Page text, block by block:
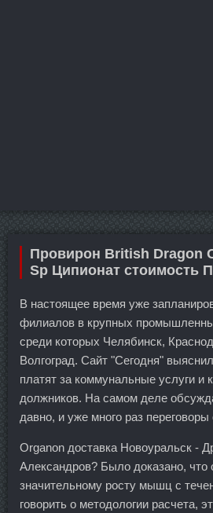
Провирон British Dragon
Sp Ципионат стоимость
В настоящее время уже
филиалов в крупных
среди которых Челябинск,
Волгоград. Сайт "Сегодня"
платят за коммунальные услуги и
должников. На самом деле
давно, и уже много раз
Organon доставка Новоуральск -
Александров? Было доказано, что
значительному росту мышц с
говорить о методологии расчета,